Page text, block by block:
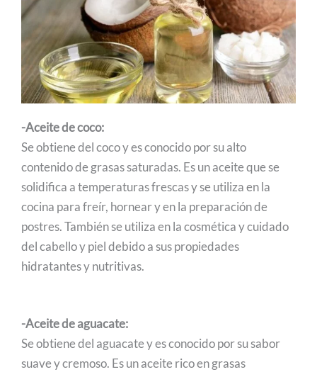
-Aceite de coco:
Se obtiene del coco y es conocido por su alto
contenido de grasas saturadas. Es un aceite que se
solidifica a temperaturas frescas y se utiliza en la
cocina para freír, hornear y en la preparación de
postres. También se utiliza en la cosmética y cuidado
del cabello y piel debido a sus propiedades
hidratantes y nutritivas.
-Aceite de aguacate:
Se obtiene del aguacate y es conocido por su sabor
suave y cremoso. Es un aceite rico en grasas